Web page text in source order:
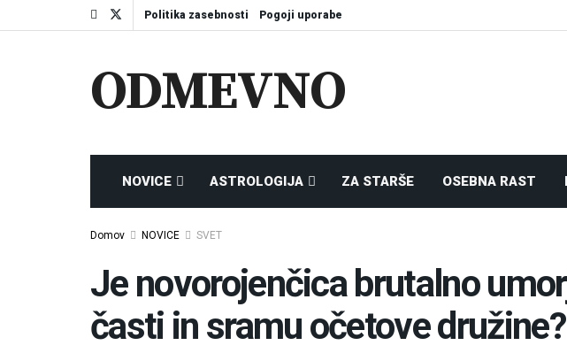
Politika zasebnosti Pogoji uporabe
ODMEVNO
NOVICE ASTROLOGIJA ZA STARŠE OSEBNA RAST
Domov NOVICE SVET
Je novorojenčica brutalno
časti in sramu očetove družine?